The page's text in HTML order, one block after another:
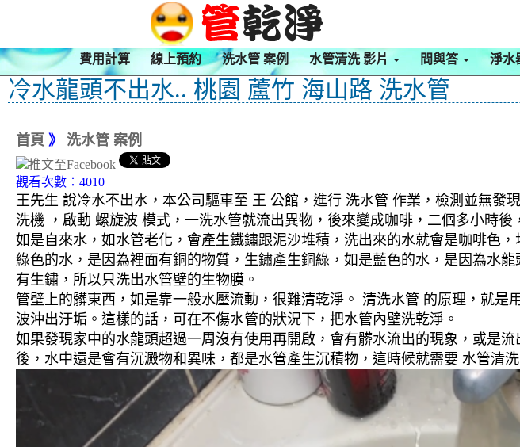
費用計算 線上預約 洗水管 案例 水管清洗 影片 問與答 淨水
冷水龍頭不出水.. 桃園 蘆竹 海山路 洗水管
首頁 》 洗水管 案例
觀看次數：4010
王先生 說冷水不出水，本公司驅車至 王 公館，進行 洗水管 作業，檢測並無
洗機 ，啟動 螺旋波 模式，一洗水管就流出異物，後來變成咖啡，二個多小時後
如是自來水，如水管老化，會產生鐵鏽跟泥沙堆積，洗出來的水就會是咖啡色
綠色的水，是因為裡面有銅的物質，生鏽產生銅綠，如是藍色的水，是因為水
有生鏽，所以只洗出水管壁的生物膜。
管壁上的髒東西，如是靠一般水壓流動，很難清乾淨。 清洗水管 的原理，就
波沖出汙垢。這樣的話，可在不傷水管的狀況下，把水管內壁洗乾淨。
如果發現家中的水龍頭超過一周沒有使用再開啟，會有髒水流出的現象，或是
後，水中還是會有沉澱物和異味，都是水管產生沉積物，這時候就需要 水管清洗